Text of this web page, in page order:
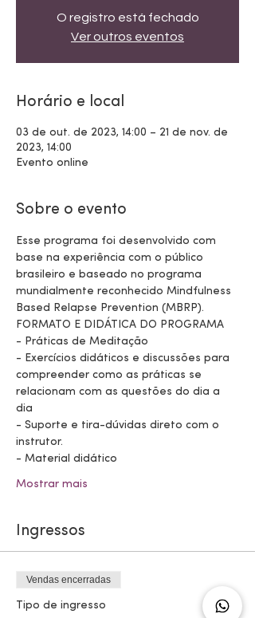
O registro está fechado
Ver outros eventos
Horário e local
03 de out. de 2023, 14:00 – 21 de nov. de
2023, 14:00
Evento online
Sobre o evento
Esse programa foi desenvolvido com
base na experiência com o público
brasileiro e baseado no programa
mundialmente reconhecido Mindfulness
Based Relapse Prevention (MBRP).
FORMATO E DIDÁTICA DO PROGRAMA
- Práticas de Meditação
- Exercícios didáticos e discussões para
compreender como as práticas se
relacionam com as questões do dia a
dia
- Suporte e tira-dúvidas direto com o
instrutor.
- Material didático
Mostrar mais
Ingressos
Vendas encerradas
Tipo de ingresso